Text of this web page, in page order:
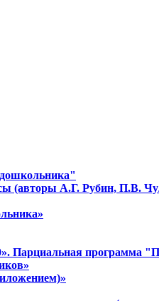
(авторы А.Г. Рубин, П.В.
Парциальная программа